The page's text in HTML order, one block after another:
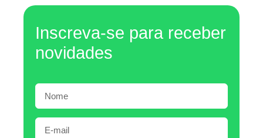
Inscreva-se para receber
novidades